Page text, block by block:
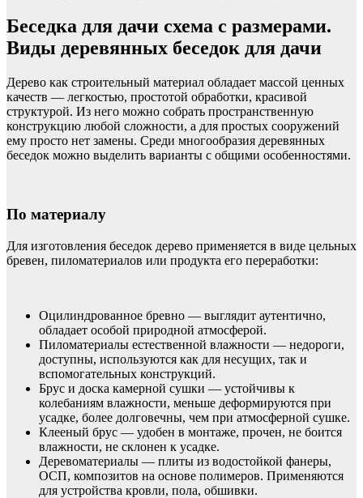
Беседка для дачи схема с размерами.
Виды деревянных беседок для дачи
Дерево как строительный материал обладает массой ценных
качеств — легкостью, простотой обработки, красивой
структурой. Из него можно собрать пространственную
конструкцию любой сложности, а для простых сооружений
ему просто нет замены. Среди многообразия деревянных
беседок можно выделить варианты с общими особенностями.
По материалу
Для изготовления беседок дерево применяется в виде цельных
бревен, пиломатериалов или продукта его переработки:
Оцилиндрованное бревно — выглядит аутентично,
обладает особой природной атмосферой.
Пиломатериалы естественной влажности — недороги,
доступны, используются как для несущих, так и
вспомогательных конструкций.
Брус и доска камерной сушки — устойчивы к
колебаниям влажности, меньше деформируются при
усадке, более долговечны, чем при атмосферной сушке.
Клееный брус — удобен в монтаже, прочен, не боится
влажности, не склонен к усадке.
Деревоматериалы — плиты из водостойкой фанеры,
ОСП, композитов на основе полимеров. Применяются
для устройства кровли, пола, обшивки.